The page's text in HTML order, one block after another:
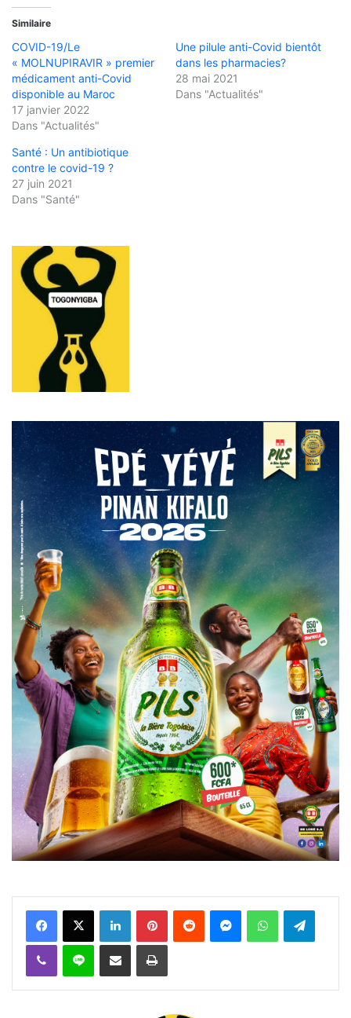
Similaire
COVID-19/Le
« MOLNUPIRAVIR » premier
médicament anti-Covid
disponible au Maroc
17 janvier 2022
Dans "Actualités"
Une pilule anti-Covid bientôt
dans les pharmacies?
28 mai 2021
Dans "Actualités"
Santé : Un antibiotique
contre le covid-19 ?
27 juin 2021
Dans "Santé"
FacebookX Linkedin PinterestReddit MessengerWhatsAppTelegram
Viber Ligne Partager par email Imprimer